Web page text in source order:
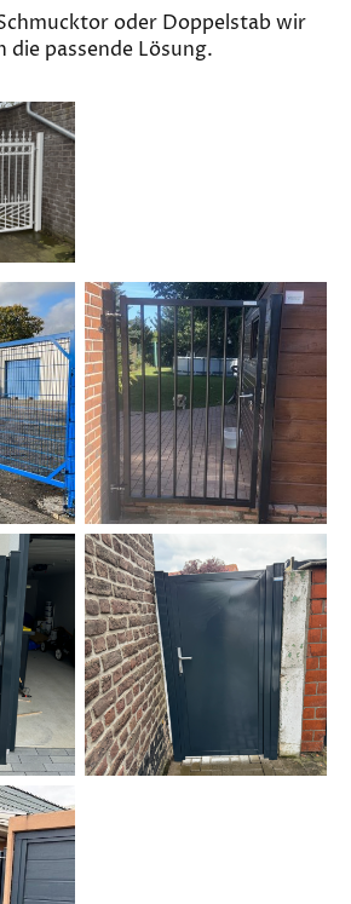
oder Doppelstab wir
die passende Lösung.